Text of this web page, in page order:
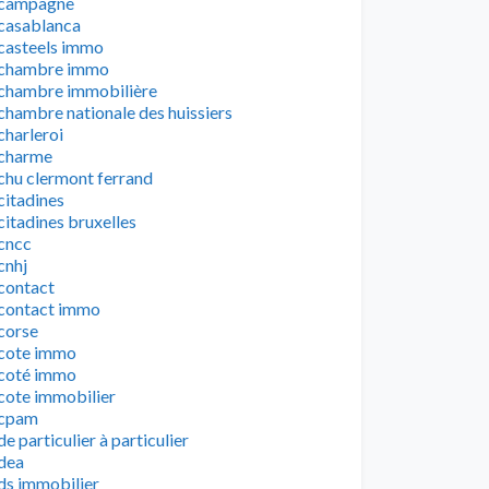
immo
immo
immobilière
nationale des huissiers
clermont ferrand
bruxelles
immo
immo
immo
immobilier
particulier à particulier
immobilier